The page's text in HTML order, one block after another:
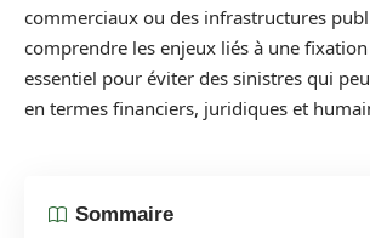
commerciaux ou des infrastructures
comprendre les enjeux liés à une
essentiel pour éviter des sinistres qui
en termes financiers, juridiques et
Sommaire